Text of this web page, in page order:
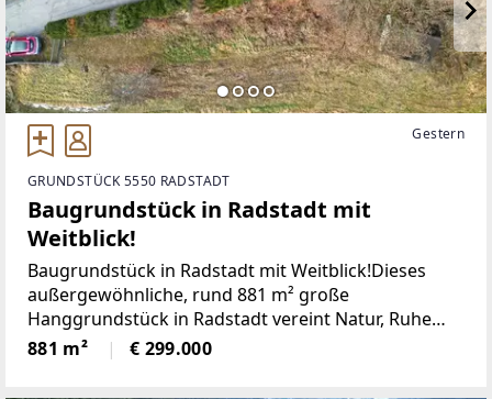
Gestern
GRUNDSTÜCK 5550 RADSTADT
Baugrundstück in Radstadt mit
Weitblick!
Baugrundstück in Radstadt mit Weitblick!Dieses
außergewöhnliche, rund 881 m² große
Hanggrundstück in Radstadt vereint Natur, Ruhe
und beeindruckende Ausblicke zu einem seltenen
Gesamtpaket. Eingebettet in die alpine Landschaft
881 m² € 299.000